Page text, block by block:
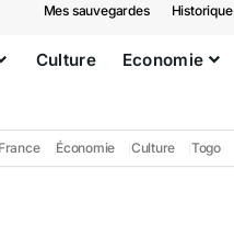
Mes sauvegardes Historique
Culture Economie
France Économie Culture Togo